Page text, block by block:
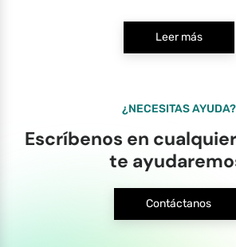
Leer más
¿NECESITAS AYUDA?
Escríbenos en
te
Contáctanos